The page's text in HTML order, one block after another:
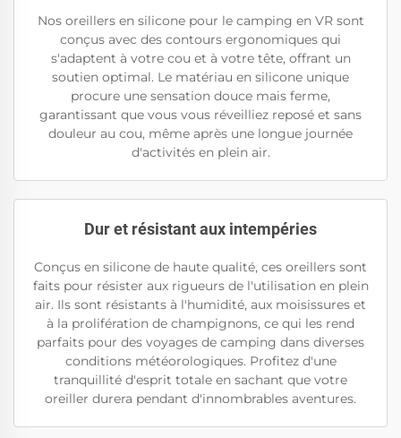
Nos oreillers en silicone pour le camping en VR sont
conçus avec des contours ergonomiques qui
s'adaptent à votre cou et à votre tête, offrant un
soutien optimal. Le matériau en silicone unique
procure une sensation douce mais ferme,
garantissant que vous vous réveilliez reposé et sans
douleur au cou, même après une longue journée
d'activités en plein air.
Dur et résistant aux intempéries
Conçus en silicone de haute qualité, ces oreillers sont
faits pour résister aux rigueurs de l'utilisation en plein
air. Ils sont résistants à l'humidité, aux moisissures et
à la prolifération de champignons, ce qui les rend
parfaits pour des voyages de camping dans diverses
conditions météorologiques. Profitez d'une
tranquillité d'esprit totale en sachant que votre
oreiller durera pendant d'innombrables aventures.